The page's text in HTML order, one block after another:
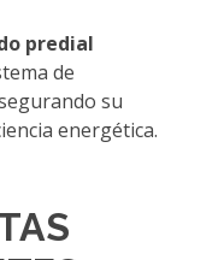
predial
de
su
energética.